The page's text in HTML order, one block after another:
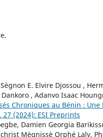
E. Elvire Djossou ,
, Adanvo Isaac
Chroniques au Bénin : Une
27 (2024): ESI Preprints
Damien Georgia
Mègnissè Orphé Laly,